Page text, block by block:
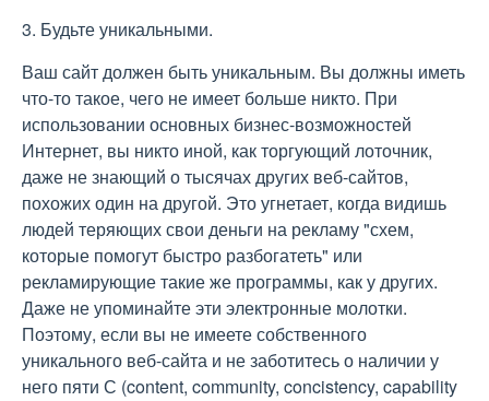
3. Будьте уникальными.
Ваш сайт должен быть уникальным. Вы должны иметь
что-то такое, чего не имеет больше никто. При
использовании основных бизнес-возможностей
Интернет, вы никто иной, как торгующий лоточник,
даже не знающий о тысячах других веб-сайтов,
похожих один на другой. Это угнетает, когда видишь
людей теряющих свои деньги на рекламу "схем,
которые помогут быстро разбогатеть" или
рекламирующие такие же программы, как у других.
Даже не упоминайте эти электронные молотки.
Поэтому, если вы не имеете собственного
уникального веб-сайта и не заботитесь о наличии у
него пяти С (content, community, concistency, capability